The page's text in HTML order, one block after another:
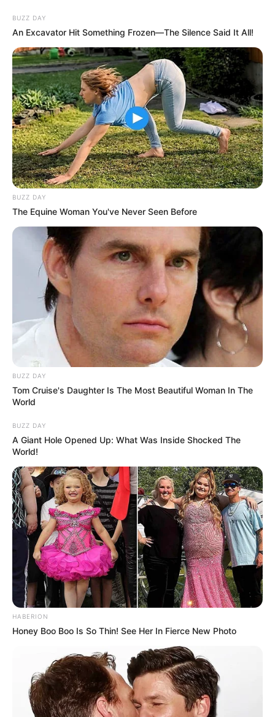
BUZZ DAY
An Excavator Hit Something Frozen—The Silence Said It All!
BUZZ DAY
The Equine Woman You've Never Seen Before
BUZZ DAY
Tom Cruise's Daughter Is The Most Beautiful Woman In The
World
BUZZ DAY
A Giant Hole Opened Up: What Was Inside Shocked The
World!
HABERION
Honey Boo Boo Is So Thin! See Her In Fierce New Photo